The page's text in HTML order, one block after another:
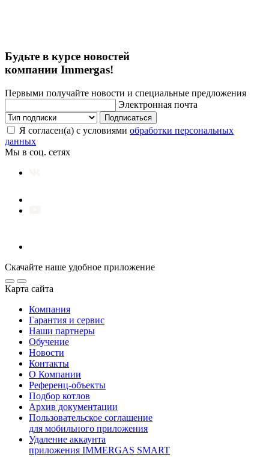
Будьте в курсе новостей
компании Immergas!
Первыми получайте новости и специальные предложения
Электронная почта
Подписаться
Я согласен(а) с условиями обработки персональных
данных
Мы в соц. сетях
Скачайте наше удобное приложение
Карта сайта
Компания
Гарантия и сервис
Наши партнеры
Обучение
Новости
Контакты
О Компании
Референц-объекты
Подбор котлов
Архив документации
Пользовательское соглашение
для мобильного приложения
Удаление аккаунта
приложения IMMERGAS SMART